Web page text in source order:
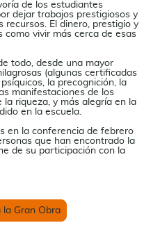
de los estudiantes
dejar trabajos prestigiosos y
recursos. El dinero, prestigio y
vivir más cerca de esas
todo, desde una mayor
(algunas certificadas
la precognición, la
manifestaciones de los
riqueza, y más alegría en la
en la escuela.
en la conferencia de febrero
que han encontrado la
de su participación con la
la Gran Obra